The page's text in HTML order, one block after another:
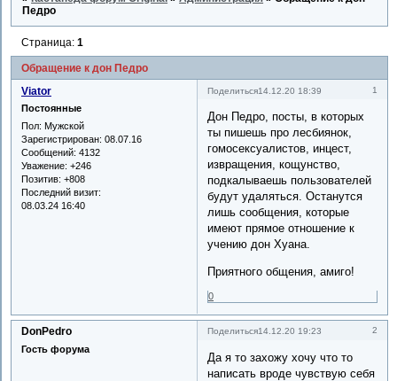
Педро
Обращение к дон Педро
Страница:1
Поделиться 1
14.12.20 18:39
Viator
Постоянные
Пол: Мужской
Зарегистрирован: 08.07.16
Сообщений: 4132
Уважение: +246
Позитив: +808
Последний визит:
08.03.24 16:40
Дон Педро, посты, в которых
ты пишешь про лесбиянок,
гомосексуалистов, инцест,
извращения, кощунство,
подкалываешь пользователей
будут удаляться. Останутся
лишь сообщения, которые
имеют прямое отношение к
учению дон Хуана.
Приятного общения, амиго!
0
Поделиться 2
14.12.20 19:23
DonPedro
Гость форума
Да я то захожу хочу что то
написать вроде чувствую себя